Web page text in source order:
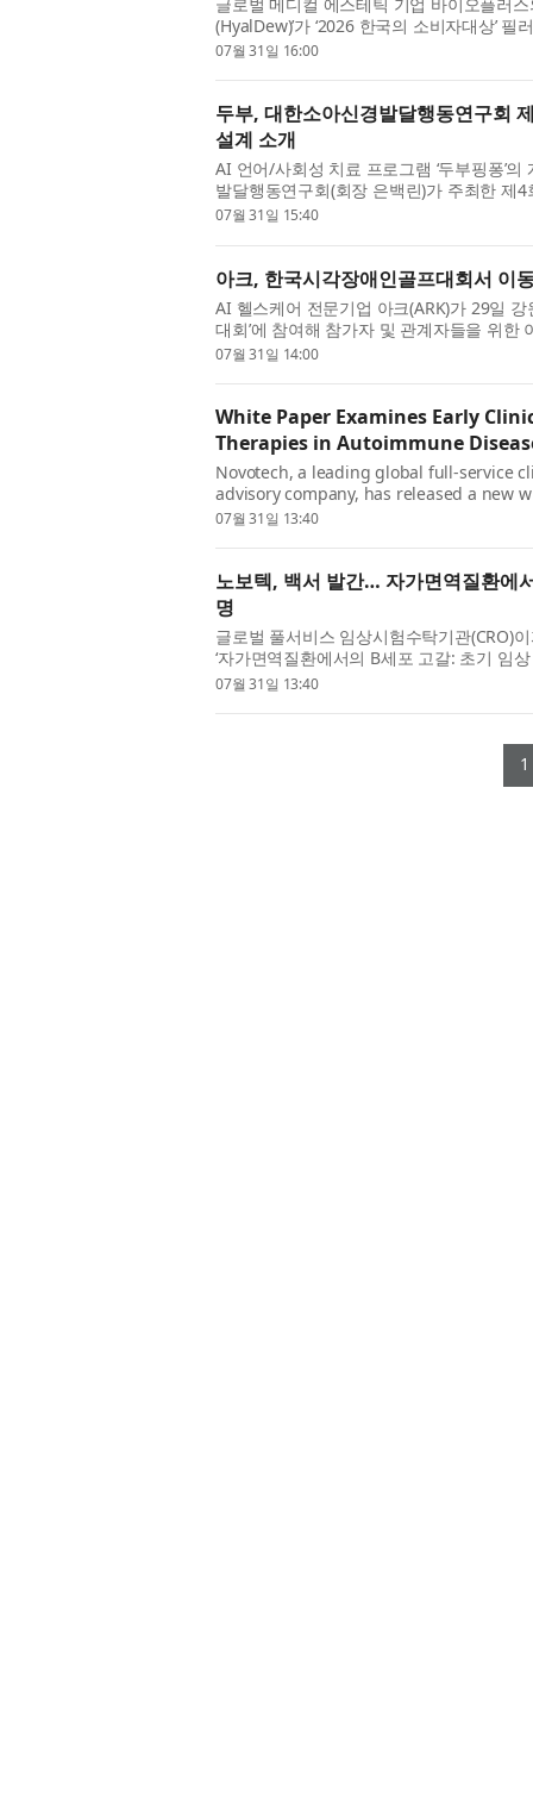
(HyalDew)’가 ‘2026 한국의 소비자대상’
접 선택한 이번 수상은 단순한 브랜드 인지
07월 31일 16:00
두부, 대한소아신경발달행동연구회
설계 소개
AI 언어/사회성 치료 프로그램 ‘두부핑퐁’
발달행동연구회(회장 은백린)가 주최한 제
포지엄은 ‘언어발달 지연 아동의 임상적 접
07월 31일 15:40
아크, 한국시각장애인골프대회서 이
AI 헬스케어 전문기업 아크(ARK)가 29일
대회’에 참여해 참가자 및 관계자들을 위
운영했다고 밝혔다. 이번 대회는 시각장애
07월 31일 14:00
White Paper Examines Early
Therapies in Autoimmune
Novotech, a leading global full-service
advisory company, has released a new
Disease: Considerations for Early
07월 31일 13:40
노보텍, 백서 발간… 자가면역질환에
명
글로벌 풀서비스 임상시험수탁기관(CRO)
‘자가면역질환에서의 B세포 고갈: 초기 임
세포 고갈 치료제의 초기 임상 개발에 영향
07월 31일 13:40
1